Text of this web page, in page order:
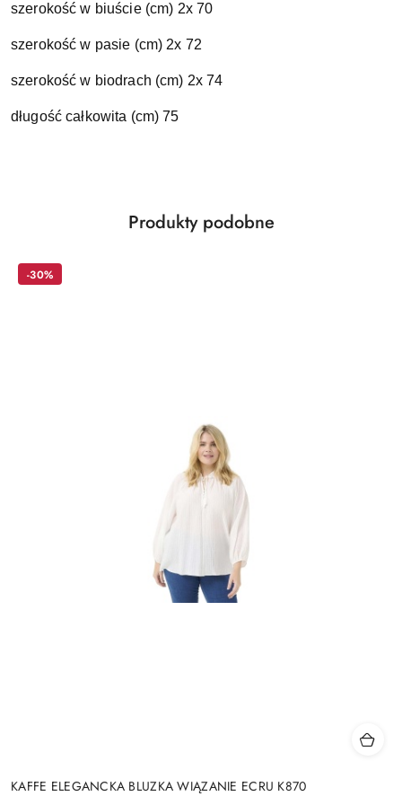
szerokość w biuście (cm) 2x 70
szerokość w pasie (cm) 2x 72
szerokość w biodrach (cm) 2x 74
długość całkowita (cm) 75
Pomiń karuzelę produktów
Produkty
Produkty podobne
KAFFE ELEGANCKA BLUZKA WIĄZANIE ECRU K870
-30%